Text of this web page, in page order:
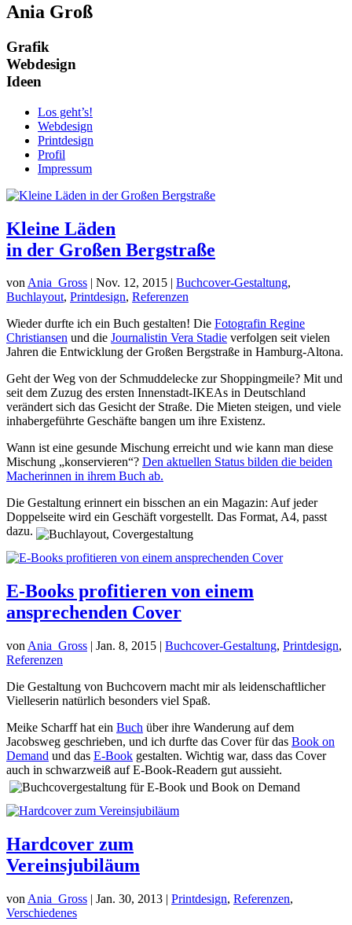
Ania Groß
Grafik
Webdesign
Ideen
Los geht’s!
Webdesign
Printdesign
Profil
Impressum
Kleine Läden
in der Großen Bergstraße
vonAnia_Gross | Nov. 12, 2015 | Buchcover-Gestaltung,
Buchlayout, Printdesign, Referenzen
Wieder durfte ich ein Buch gestalten! Die Fotografin Regine
Christiansen und die Journalistin Vera Stadie verfolgen seit vielen
Jahren die Entwicklung der Großen Bergstraße in Hamburg-Altona.
Geht der Weg von der Schmuddelecke zur Shoppingmeile? Mit und
seit dem Zuzug des ersten Innenstadt-IKEAs in Deutschland
verändert sich das Gesicht der Straße. Die Mieten steigen, und viele
inhabergeführte Geschäfte bangen um ihre Existenz.
Wann ist eine gesunde Mischung erreicht und wie kann man diese
Mischung „konservieren“? Den aktuellen Status bilden die beiden
Macherinnen in ihrem Buch ab.
Die Gestaltung erinnert ein bisschen an ein Magazin: Auf jeder
Doppelseite wird ein Geschäft vorgestellt. Das Format, A4, passt
dazu.
E-Books profitieren von einem
ansprechenden Cover
von Ania_Gross | Jan. 8, 2015 | Buchcover-Gestaltung, Printdesign,
Referenzen
Die Gestaltung von Buchcovern macht mir als leidenschaftlicher
Vielleserin natürlich besonders viel Spaß.
Meike Scharff hat ein Buch über ihre Wanderung auf dem
Jacobsweg geschrieben, und ich durfte das Cover für das Book on
Demand und das E-Book gestalten. Wichtig war, dass das Cover
auch in schwarzweiß auf E-Book-Readern gut aussieht.
Hardcover zum
Vereinsjubiläum
von Ania_Gross | Jan. 30, 2013 | Printdesign, Referenzen,
Verschiedenes